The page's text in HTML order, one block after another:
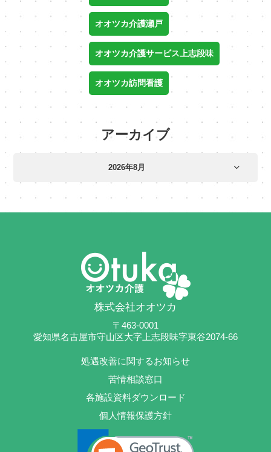
オオツカ介護瀬戸
オオツカ介護サービス上志段味
オオツカ訪問看護
アーカイブ
株式会社オオツカ
〒463-0001
愛知県名古屋市守山区大字上志段味字東谷2074-66
処遇改善に関するお知らせ
苦情相談窓口
各施設資料ダウンロード
個人情報保護方針